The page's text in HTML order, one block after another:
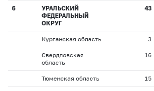
6
УРАЛЬСКИЙ
ФЕДЕРАЛЬНЫЙ
ОКРУГ
43
Курганская область 3
Свердловская
область
16
Тюменская область 15